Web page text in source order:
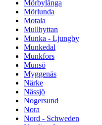
Mörbylånga
Mörlunda
Motala
Mullhyttan
Munka - Ljungby
Munkedal
Munkfors
Munsö
Myggenäs
Närke
Nässjö
Nogersund
Nora
Nord - Schweden